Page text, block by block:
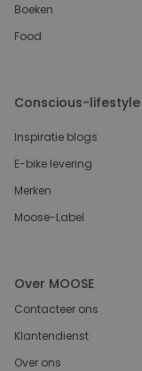
Boeken
Food
Conscious-lifestyle
Inspiratie blogs
E-bike levering
Merken
Moose-Label
Over MOOSE
Contacteer ons
Klantendienst
Over ons